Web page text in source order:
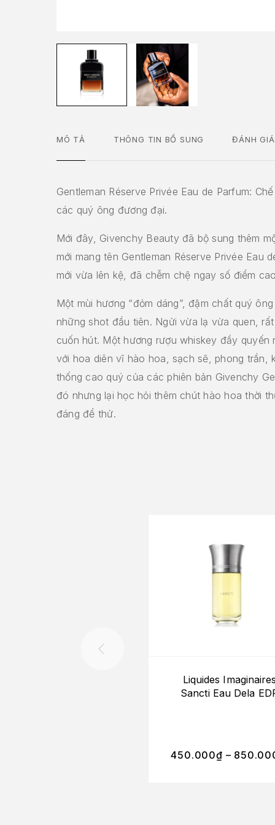
MÔ TẢ THÔNG TIN BỔ SUNG ĐÁNH GIÁ
Gentleman Réserve Privée Eau de Parfum:
các quý ông đương đại.
Mới đây, Givenchy Beauty đã bộ sung thêm
mới mang tên Gentleman Réserve Privée Eau
mới vừa lên kệ, đã chễm chệ ngay số điểm
Một mùi hương “đỏm dáng”, đậm chất quý
những shot đầu tiên. Ngửi vừa lạ vừa quen,
cuốn hút. Một hương rượu whiskey đầy quyến
với hoa diên vĩ hào hoa, sạch sẽ, phong trần,
thống cao quý của các phiên bản Givenchy
đó nhưng lại học hỏi thêm chút hào hoa thời
đáng để thử.
Liquides
Sancti Eau Dela
450.000₫ –